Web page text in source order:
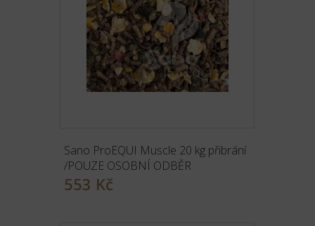
Sano ProEQUI Muscle 20 kg přibrání
/POUZE OSOBNÍ ODBĚR
553 Kč